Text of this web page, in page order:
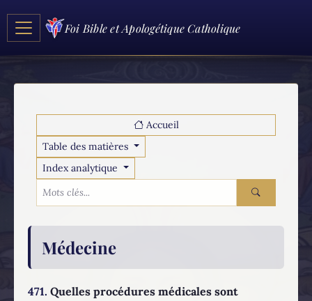
Foi Bible et Apologétique Catholique
Accueil
Table des matières
Index analytique
Médecine
471. Quelles procédures médicales sont